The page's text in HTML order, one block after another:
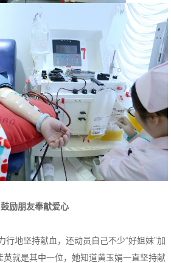
鼓励朋友奉献爱心
地坚持献血，还动员自己不少“好姐妹”加
英就是其中一位，她知道黄玉娟一直坚持献